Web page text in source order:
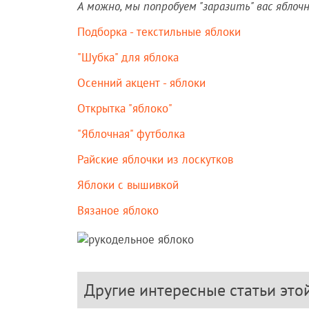
А можно, мы попробуем "заразить" вас
Подборка - текстильные яблоки
"Шубка" для яблока
Осенний акцент - яблоки
Открытка "яблоко"
"Яблочная" футболка
Райские яблочки из лоскутков
Яблоки с вышивкой
Вязаное яблоко
Другие интересные статьи